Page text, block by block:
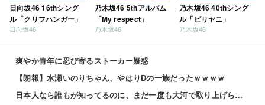
日向坂46 16thシング
ル「クリフハンガー」
日向坂46
乃木坂46 5thアルバム
「My respect」
乃木坂46
乃木坂46 40thシング
ル「ビリヤニ」
乃木坂46
爽やか青年に忍び寄るストーカー疑惑
【朗報】水瀬いのりちゃん、やはりDの一族だったｗｗｗｗ
日本人なら誰もが知ってるのに、まだ一度も大河で取り上げられてない歴史上の人物